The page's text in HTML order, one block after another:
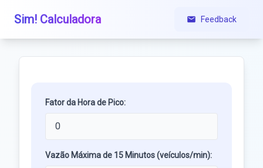
Sim! Calculadora Feedback
Fator da Hora de Pico:
Vazão Máxima de 15 Minutos (veículos/min):